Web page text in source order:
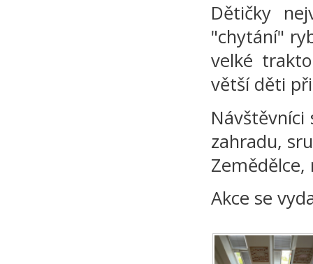
Dětičky
"chytání"
velké
větší děti
zahradu,
Akce se